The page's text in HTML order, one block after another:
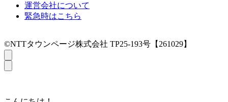
運営会社について
緊急時はこちら
©NTTタウンページ株式会社 TP25-193号【261029】